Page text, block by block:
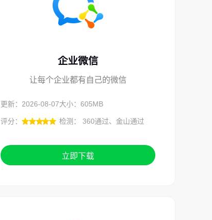
企业微信
让每个企业都有自己的微信
更新：2026-08-07大小：605MB
评分： 检测： 360通过、金山通过
立即下载